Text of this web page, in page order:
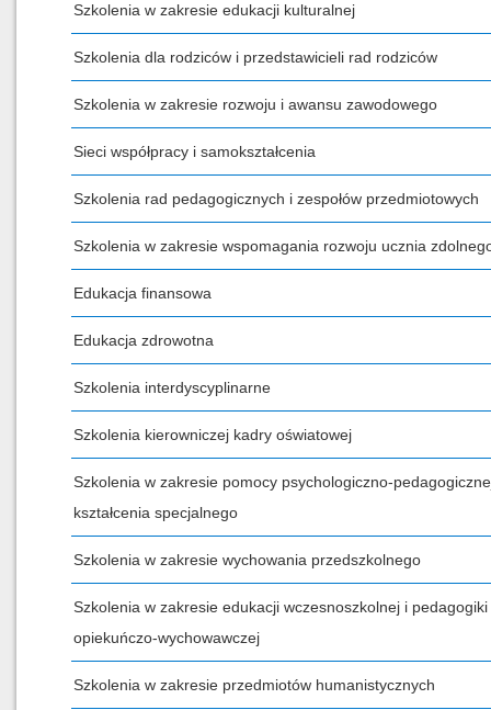
Szkolenia w zakresie edukacji kulturalnej
Szkolenia dla rodziców i przedstawicieli rad rodziców
Szkolenia w zakresie rozwoju i awansu zawodowego
Sieci współpracy i samokształcenia
Szkolenia rad pedagogicznych i zespołów przedmiotowych
Szkolenia w zakresie wspomagania rozwoju ucznia
Edukacja finansowa
Edukacja zdrowotna
Szkolenia interdyscyplinarne
Szkolenia kierowniczej kadry oświatowej
Szkolenia w zakresie pomocy psychologiczno-
kształcenia specjalnego
Szkolenia w zakresie wychowania przedszkolnego
Szkolenia w zakresie edukacji wczesnoszkolnej i pedagogiki
opiekuńczo-wychowawczej
Szkolenia w zakresie przedmiotów humanistycznych